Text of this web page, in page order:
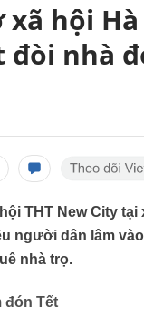
xã hội
nhà
THT New City
người dân lâm
nhà trọ.
đón Tết